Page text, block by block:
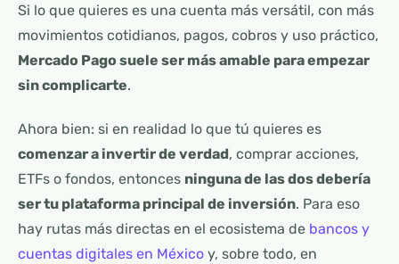
Si lo que quieres es una cuenta más versátil, con más
movimientos cotidianos, pagos, cobros y uso práctico,
Mercado Pago suele ser más amable para empezar
sin complicarte.
Ahora bien: si en realidad lo que tú quieres es
comenzar a invertir de verdad, comprar acciones,
ETFs o fondos, entonces ninguna de las dos debería
ser tu plataforma principal de inversión. Para eso
hay rutas más directas en el ecosistema de bancos y
cuentas digitales en México y, sobre todo, en